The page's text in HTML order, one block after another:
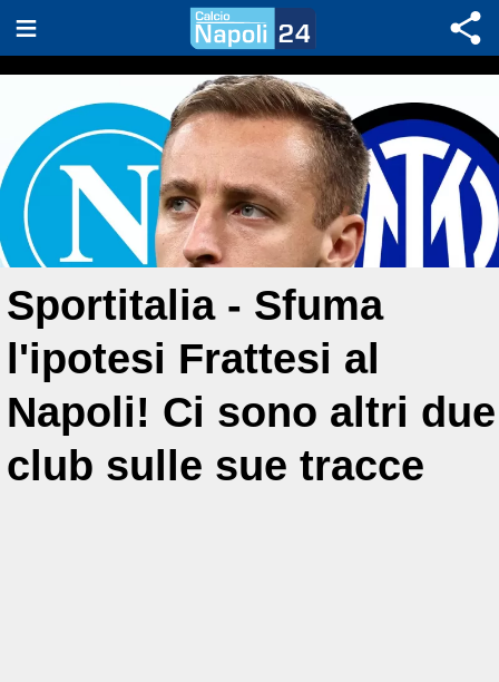
Sportitalia - Sfuma
l'ipotesi Frattesi al
Napoli! Ci sono altri due
club sulle sue tracce